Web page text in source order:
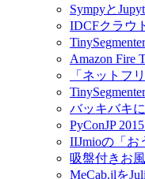
Sympyと
IDCFクラウ
Amazon Fire
「ネットフ
バッキバキ
PyConJP
IIJmioの「お
吸盤付きお
MeCab.jlを